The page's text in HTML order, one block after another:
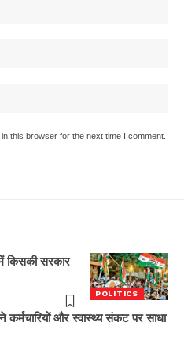
this browser for the next time I comment.
POLITICS
सरकार
और स्वास्थ्य संकट पर साधा